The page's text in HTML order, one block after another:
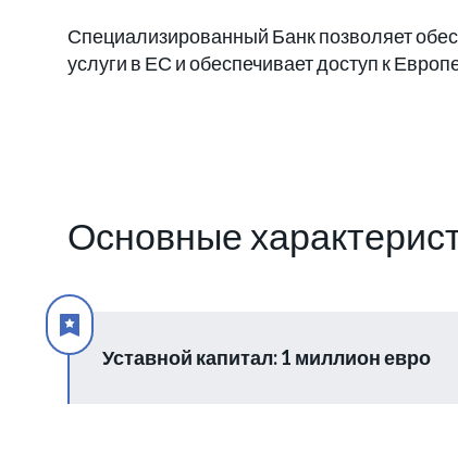
Специализированный Банк позволяет
услуги в ЕС и обеспечивает доступ к
Основные
Уставной капитал: 1 миллион евро